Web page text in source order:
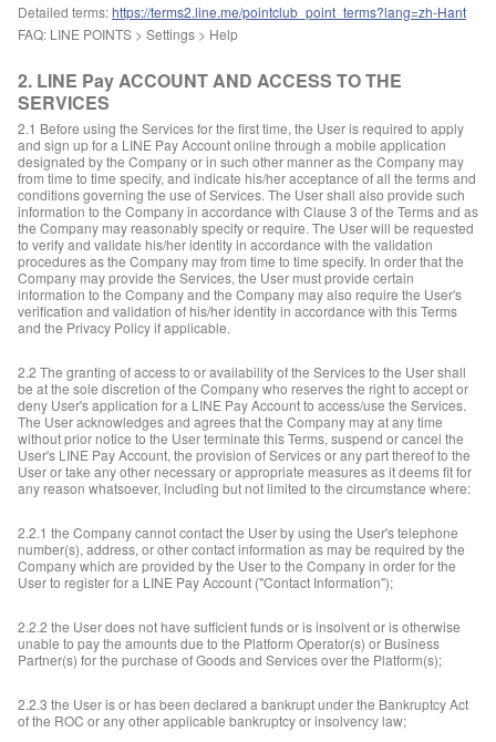
Detailed terms:https://terms2.line.me/pointclub_point_terms?lang=zh-Hant
FAQ: LINE POINTS > Settings > Help
2. LINE Pay ACCOUNT AND ACCESS TO THE
SERVICES
2.1 Before using the Services for the first time, the User is required to apply
and sign up for a LINE Pay Account online through a mobile application
designated by the Company or in such other manner as the Company may
from time to time specify, and indicate his/her acceptance of all the terms and
conditions governing the use of Services. The User shall also provide such
information to the Company in accordance with Clause 3 of the Terms and as
the Company may reasonably specify or require. The User will be requested
to verify and validate his/her identity in accordance with the validation
procedures as the Company may from time to time specify. In order that the
Company may provide the Services, the User must provide certain
information to the Company and the Company may also require the User's
verification and validation of his/her identity in accordance with this Terms
and the Privacy Policy if applicable.
2.2 The granting of access to or availability of the Services to the User shall
be at the sole discretion of the Company who reserves the right to accept or
deny User's application for a LINE Pay Account to access/use the Services.
The User acknowledges and agrees that the Company may at any time
without prior notice to the User terminate this Terms, suspend or cancel the
User's LINE Pay Account, the provision of Services or any part thereof to the
User or take any other necessary or appropriate measures as it deems fit for
any reason whatsoever, including but not limited to the circumstance where:
2.2.1 the Company cannot contact the User by using the User's telephone
number(s), address, or other contact information as may be required by the
Company which are provided by the User to the Company in order for the
User to register for a LINE Pay Account ("Contact Information");
2.2.2 the User does not have sufficient funds or is insolvent or is otherwise
unable to pay the amounts due to the Platform Operator(s) or Business
Partner(s) for the purchase of Goods and Services over the Platform(s);
2.2.3 the User is or has been declared a bankrupt under the Bankruptcy Act
of the ROC or any other applicable bankruptcy or insolvency law;